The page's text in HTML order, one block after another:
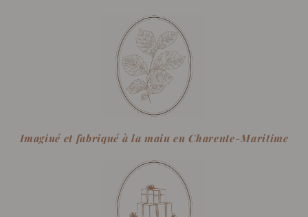
Imaginé et fabriqué à la main en Charente-Maritime